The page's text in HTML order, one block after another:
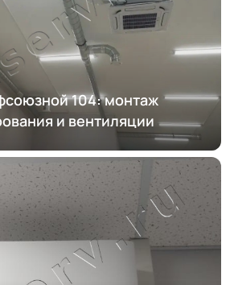
104: монтаж
и вентиляции